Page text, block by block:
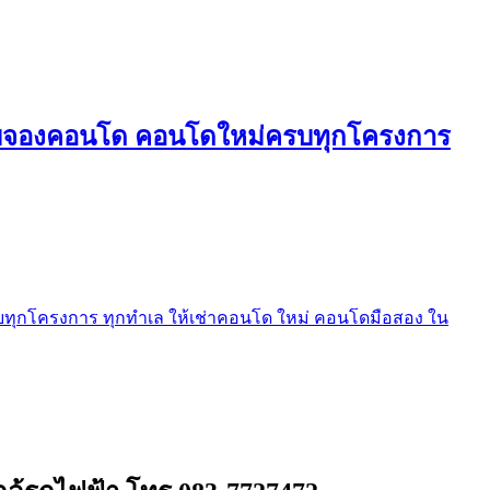
องคอนโด คอนโดใหม่ครบทุกโครงการ
โครงการ ทุกทำเล ให้เช่าคอนโด ใหม่ คอนโดมือสอง ใน